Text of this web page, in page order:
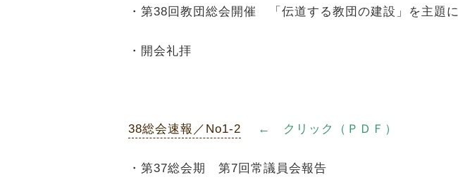
・第38回教団総会開催 「伝道する教団の建設」を主題に
・開会礼拝
38総会速報／No1-2 ← クリック（ＰＤＦ）
・第37総会期 第7回常議員会報告